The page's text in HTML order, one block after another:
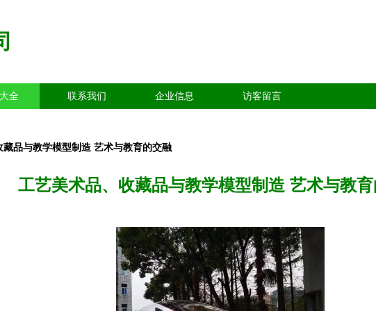
全 联系我们 企业信息 访客留言
藏品与教学模型制造 艺术与教育的交融
工艺美术品、收藏品与教学模型制造 艺术与教